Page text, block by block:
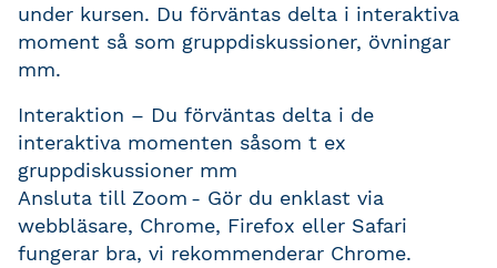
under kursen. Du förväntas delta i interaktiva
moment så som gruppdiskussioner, övningar
mm.
Interaktion – Du förväntas delta i de
interaktiva momenten såsom t ex
gruppdiskussioner mm
Ansluta till Zoom - Gör du enklast via
webbläsare, Chrome, Firefox eller Safari
fungerar bra, vi rekommenderar Chrome.